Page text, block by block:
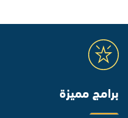
برامج مميزة